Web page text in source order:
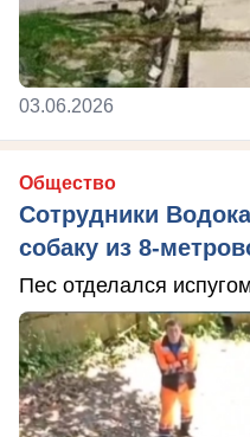
03.06.2026
Общество
Сотрудники
собаку из 8-
Пес отделался